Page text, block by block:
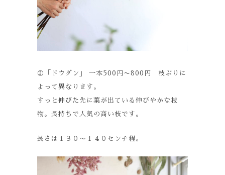
②「ドウダン」 一本500円〜800円 枝ぶりに
よって異なります。
すっと伸びた先に葉が出ている伸びやかな枝
物。長持ちで人気の高い枝です。
長さは１３０〜１４０センチ程。